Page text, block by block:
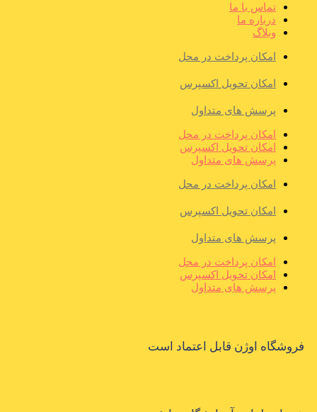
تماس با ما
درباره ما
وبلاگ
امکان پرداخت در محل
امکان تحویل اکسپرس
پرسش های متداول
امکان پرداخت در محل
امکان تحویل اکسپرس
پرسش های متداول
امکان پرداخت در محل
امکان تحویل اکسپرس
پرسش های متداول
امکان پرداخت در محل
امکان تحویل اکسپرس
پرسش های متداول
فروشگاه اوژن قابل اعتماد است